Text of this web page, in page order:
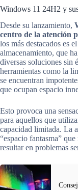
Windows 11 24H2 y
Desde su lanzamiento,
centro de la atención
los más destacados es
almacenamiento, que
diversas soluciones sin
herramientas como la
se encuentran
que ocupan espacio
Esto provoca una
para aquellos que
capacidad limitada. La
“espacio fantasma”
resultar en problemas